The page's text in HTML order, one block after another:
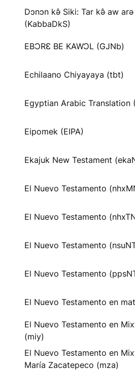
Dɔnɔn kə̂ Siki: Tar kə̂ aw
(KabbaDkS)
EBƆRƐ BE KAWƆL (GJNb)
Echilaano Chiyayaya (tbt)
Egyptian Arabic Translation
Eipomek (EIPA)
Ekajuk New Testament
El Nuevo Testamento
El Nuevo Testamento
El Nuevo Testamento
El Nuevo Testamento
El Nuevo Testamento en
El Nuevo Testamento en
(miy)
El Nuevo Testamento en
María Zacatepeco (mza)